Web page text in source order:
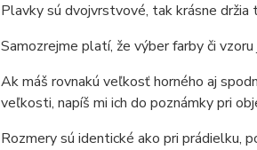
Plavky sú dvojvrstvové, tak krásne držia
Samozrejme platí, že výber farby či
Ak máš rovnakú veľkosť horného aj
veľkosti, napíš mi ich do poznámky pri
Rozmery sú identické ako pri prádielku,